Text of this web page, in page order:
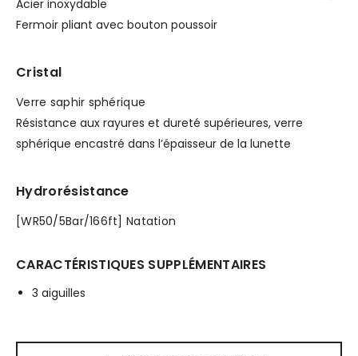
Acier inoxydable
Fermoir pliant avec bouton poussoir
Cristal
Verre saphir sphérique
Résistance aux rayures et dureté supérieures, verre
sphérique encastré dans l’épaisseur de la lunette
Hydrorésistance
[WR50/5Bar/166ft] Natation
CARACTÉRISTIQUES SUPPLÉMENTAIRES
3 aiguilles